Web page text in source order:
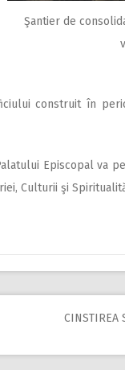
Şantier de
construit în
Episcopal va
Culturii şi
CINSTIREA